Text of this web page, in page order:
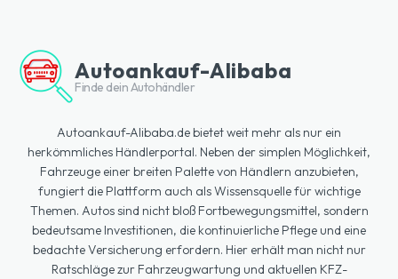
Autoankauf-Alibaba
Finde dein Autohändler
Autoankauf-Alibaba.de bietet weit mehr als nur ein
herkömmliches Händlerportal. Neben der simplen Möglichkeit,
Fahrzeuge einer breiten Palette von Händlern anzubieten,
fungiert die Plattform auch als Wissensquelle für wichtige
Themen. Autos sind nicht bloß Fortbewegungsmittel, sondern
bedeutsame Investitionen, die kontinuierliche Pflege und eine
bedachte Versicherung erfordern. Hier erhält man nicht nur
Ratschläge zur Fahrzeugwartung und aktuellen KFZ-